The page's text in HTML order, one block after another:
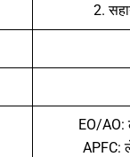
2.
EO/AO:
APFC: